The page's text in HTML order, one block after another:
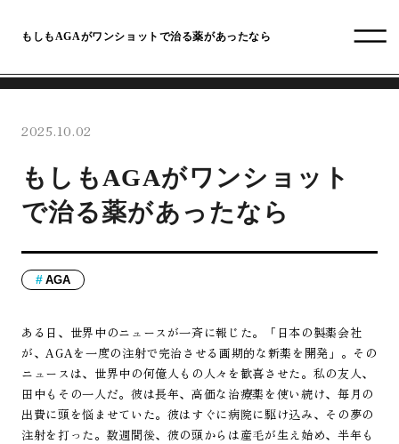
もしもAGAがワンショットで治る薬があったなら
2025.10.02
もしもAGAがワンショット
で治る薬があったなら
AGA
ある日、世界中のニュースが一斉に報じた。「日本の製薬会社
が、AGAを一度の注射で完治させる画期的な新薬を開発」。その
ニュースは、世界中の何億人もの人々を歓喜させた。私の友人、
田中もその一人だ。彼は長年、高価な治療薬を使い続け、毎月の
出費に頭を悩ませていた。彼はすぐに病院に駆け込み、その夢の
注射を打った。数週間後、彼の頭からは産毛が生え始め、半年も